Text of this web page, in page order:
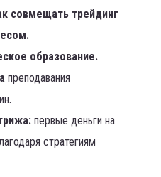
совмещать трейдинг
образование.
преподавания
первые деньги на
стратегиям